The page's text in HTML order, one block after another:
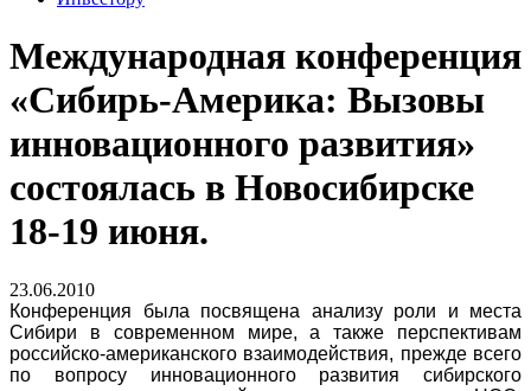
Международная конференция
«Сибирь-Америка: Вызовы
инновационного развития»
состоялась в Новосибирске
18-19 июня.
23.06.2010
Конференция была посвящена анализу роли и места
Сибири в современном мире, а также перспективам
российско-американского взаимодействия, прежде всего
по вопросу инновационного развития сибирского